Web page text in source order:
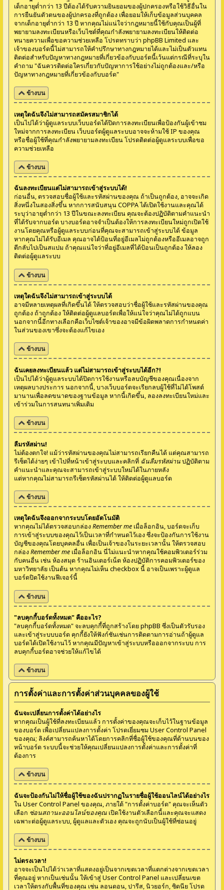
เด็กอายุต่ำกว่า 13 ปีต้องได้รับความยินยอมของผู้ปกครองหรือใช้วิธีอื่นใน
การยืนยันตัวตนของผู้ปกครองที่ถูกต้อง เพื่อยอมให้เก็บข้อมูลส่วนบุคคล
จากเด็กอายุต่ำกว่า 13 ปี หากคุณไม่แน่ใจว่ากฎหมายนี้ใช้กับคุณเป็นผู้ที่
พยายามลงทะเบียนหรือเว็บไซต์ที่คุณกำลังพยายามลงทะเบียนให้ติดต่อ
ทนายความเพื่อขอความช่วยเหลือ โปรดทราบว่า phpBB Limited และ
เจ้าของบอร์ดนี้ไม่สามารถให้คำปรึกษาทางกฎหมายได้และไม่เป็นตัวแทน
ติดต่อสำหรับปัญหาทางกฎหมายที่เกี่ยวข้องกับบอร์ดนี้เว้นแต่กรณีที่ระบุใน
คำถาม "ฉันควรติดต่อใครเกี่ยวกับปัญหาการใช้อย่างไม่ถูกต้องและ/หรือ
ปัญหาทางกฎหมายที่เกี่ยวข้องกับบอร์ด"
ข้างบน
เหตุใดฉันจึงไม่สามารถสมัครสมาชิกได้
เป็นไปได้ว่าผู้ดูแลระบบเว็บบอร์ดได้ปิดการลงทะเบียนเพื่อป้องกันผู้เข้าชม
ใหม่จากการลงทะเบียน เว็บบอร์ดผู้ดูแลระบบอาจจะห้ามใช้ IP ของคุณ
หรือชื่อผู้ใช้ที่คุณกำลังพยายามลงทะเบียน โปรดติดต่อผู้ดูแลระบบเพื่อขอ
ความช่วยเหลือ
ข้างบน
ฉันลงทะเบียนแต่ไม่สามารถเข้าสู่ระบบได้!
ก่อนอื่น, ตรวจสอบชื่อผู้ใช้และรหัสผ่านของคุณ ถ้าเป็นถูกต้อง, อาจจะเกิด
สิ่งหนึ่งในสองสิ่งขึ้น หากการสนับสนุน COPPA ได้เปิดใช้งานและคุณได้
ระบุว่าอายุต่ำกว่า 13 ปีในขณะลงทะเบียน คุณจะต้องปฏิบัติตามคำแนะนำ
ที่ได้รับจากบอร์ด บางบอร์ดอาจจำเป็นต้องให้การลงทะเบียนใหม่ถูกเปิดใช้
งานโดยคุณหรือผู้ดูแลระบบก่อนที่คุณจะสามารถเข้าสู่ระบบได้ ข้อมูล
หากคุณไม่ได้รับอีเมล คุณอาจได้ป้อนที่อยู่อีเมลไม่ถูกต้องหรืออีเมลอาจถูก
ตีกลับไปเป็นสแปม ถ้าคุณแน่ใจว่าที่อยู่อีเมลที่ได้ป้อนเป็นถูกต้อง ให้ลอง
ติดต่อผู้ดูแลระบบ
ข้างบน
เหตุใดฉันจึงไม่สามารถเข้าสู่ระบบได้
อาจมีหลายเหตุผลที่เกิดขึ้นได้ ให้ตรวจสอบว่าชื่อผู้ใช้และรหัสผ่านของคุณ
ถูกต้อง ถ้าถูกต้อง ให้ติดต่อผู้ดูแลบอร์ดเพื่อให้แน่ใจว่าคุณไม่ได้ถูกแบน
นอกจากนี้อีกทางเลือกคือเว็บไซต์เจ้าของอาจมีข้อผิดพลาดการกำหนดค่า
ในส่วนของเขาซึ่งจะต้องแก้ไขเอง
ข้างบน
ฉันเคยลงทะเบียนแล้ว แต่ไม่สามารถเข้าสู่ระบบได้อีก?!
เป็นไปได้ว่าผู้ดูแลระบบได้ปิดการใช้งานหรือลบบัญชีของคุณเนื่องจาก
เหตุผลบางประการ นอกจากนี้, บางเว็บบอร์ดจะเรียกลบผู้ใช้ที่ไม่ได้โพสต์
มานานเพื่อลดขนาดของฐานข้อมูล หากนี้เกิดขึ้น, ลองลงทะเบียนใหม่และ
เข้าร่วมในการสนทนาเพิ่มเติม
ข้างบน
ลืมรหัสผ่าน!
ไม่ต้องตกใจ! แม้ว่ารหัสผ่านของคุณไม่สามารถเรียกคืนได้ แต่คุณสามารถ
รีเซ็ตได้ง่ายๆ เข้าไปที่หน้าเข้าสู่ระบบและคลิกที่ ฉันลืมรหัสผ่านปฏิบัติตาม
คำแนะนำและคุณจะสามารถเข้าสู่ระบบใหม่ได้ในภายหลัง
แต่หากคุณไม่สามารถรีเซ็ตรหัสผ่านได้ ให้ติดต่อผู้ดูแลบอร์ด
ข้างบน
เหตุใดฉันจึงออกจากระบบโดยอัตโนมัติ
หากคุณไม่ได้ตรวจสอบกล่องRemember me เมื่อล็อกอิน, บอร์ดจะเก็บ
การเข้าสู่ระบบของคุณไว้เป็นเวลาที่กำหนดไว้เอง ซึ่งจะป้องกันการใช้งาน
บัญชีของคุณโดยบุคคลอื่น เพื่อเป็นเจ้าของในระยะเวลานั้น ให้ตรวจสอบ
กล่องRemember me เมื่อล็อกอิน นี่ไม่แนะนำหากคุณใช้คอมพิวเตอร์ร่วม
กับคนอื่น เช่น ห้องสมุด ร้านอินเตอร์เน็ต ห้องปฏิบัติการคอมพิวเตอร์ของ
มหาวิทยาลัย เป็นต้น หากคุณไม่เห็น checkbox นี้ อาจเป็นเพราะผู้ดูแล
บอร์ดปิดใช้งานฟีเจอร์นี้
ข้างบน
"ลบคุกกี้บอร์ดทั้งหมด" คืออะไร?
"ลบคุกกี้บอร์ดทั้งหมด" จะลบคุกกี้ที่ถูกสร้างโดย phpBB ซึ่งเป็นตัวรับรอง
และเข้าสู่ระบบบอร์ด คุกกี้ยังให้ฟังก์ชันเช่นการติดตามการอ่านถ้าผู้ดูแล
บอร์ดได้เปิดใช้งานไว้ หากคุณมีปัญหาเข้าสู่ระบบหรือออกจากระบบ การ
ลบคุกกี้บอร์ดอาจช่วยให้แก้ไขได้
ข้างบน
การตั้งค่าและการตั้งค่าส่วนบุคคลของผู้ใช้
ฉันจะเปลี่ยนการตั้งค่าได้อย่างไร
หากคุณเป็นผู้ใช้ที่ลงทะเบียนแล้ว การตั้งค่าของคุณจะเก็บไว้ในฐานข้อมูล
ของบอร์ด เพื่อเปลี่ยนแปลงการตั้งค่า โปรดเยี่ยมชม User Control Panel
ของคุณ; ลิงค์สามารถค้นหาได้โดยการคลิกที่ชื่อผู้ใช้ของคุณที่ด้านบนของ
หน้าบอร์ด ระบบนี้จะช่วยให้คุณเปลี่ยนแปลงการตั้งค่าและการตั้งค่าที่
ต้องการ
ข้างบน
ฉันจะป้องกันไม่ให้ชื่อผู้ใช้ของฉันปรากฏในรายชื่อผู้ใช้ออนไลน์ได้อย่างไร
ใน User Control Panel ของคุณ, ภายใต้ "การตั้งค่าบอร์ด" คุณจะเห็นตัว
เลือก ซ่อนสถานะออนไลน์ของคุณ เปิดใช้งานตัวเลือกนี้และคุณจะแสดง
เฉพาะต่อผู้ดูแลระบบ, ผู้ดูแลและตัวเอง คุณจะถูกนับเป็นผู้ใช้ที่ซ่อนอยู่
ข้างบน
ไม่ตรงเวลา!
อาจจะเป็นไปได้ว่าเวลาที่แสดงอยู่เป็นจากเขตเวลาที่แตกต่างจากเขตเวลา
ที่คุณอยู่ หากเป็นเช่นนั้น ให้เข้าสู่ User Control Panel และเปลี่ยนเขต
เวลาให้ตรงกับพื้นที่ของคุณ เช่น ลอนดอน, ปารีส, นิวยอร์ก, ซิดนีย โปรด